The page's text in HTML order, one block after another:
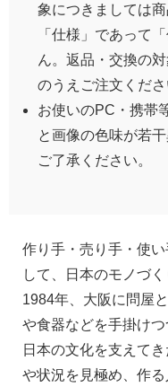
象につきましては
「仕様」であって
ん。返品・交換の
のうえご注文くださ
お使いのPC・携帯
と画像の色味が若
ご了承ください。
作り手・売り手・使
して、日本のモノづ
1984年、大阪に問屋
や食器などを手掛けつ
日本の文化を支えて
や状況を見極め、作